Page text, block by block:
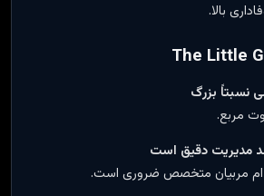
بالا.
نسبتاً بزرگ
مدیریت دقیق است
مربیان متخصص ضروری است.